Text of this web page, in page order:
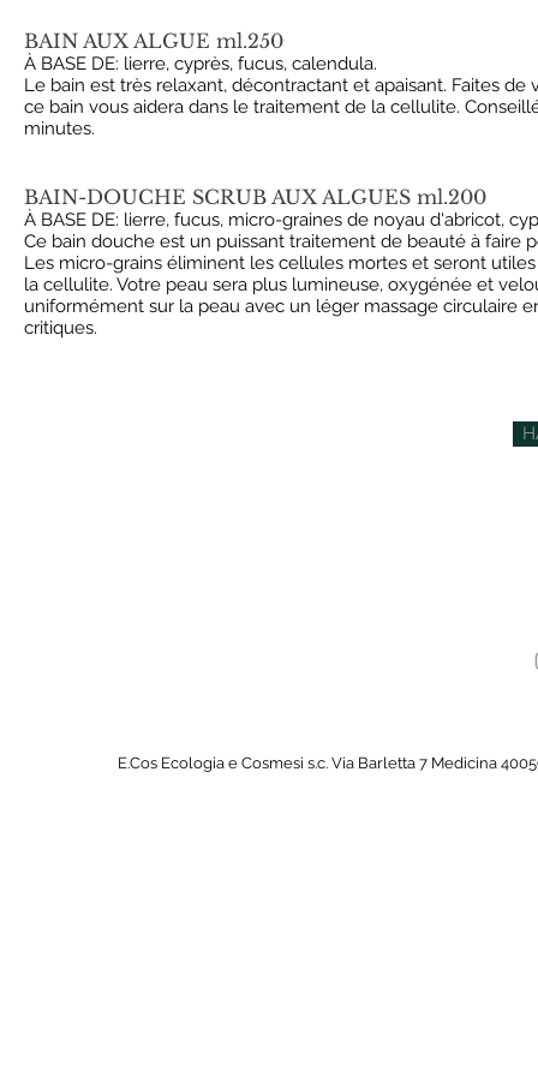
BAIN AUX ALGUE ml.250
À BASE DE: lierre, cyprès, fucus, calendula.
Le bain est très relaxant, décontractant et apaisant. Faites
ce bain vous aidera dans le traitement de la cellulite.
minutes.
BAIN-DOUCHE SCRUB AUX ALGUES ml.200
À BASE DE: lierre, fucus, micro-graines de noyau d'abricot,
Ce bain douche est un puissant traitement de beauté à faire
Les micro-grains éliminent les cellules mortes et seront
la cellulite. Votre peau sera plus lumineuse, oxygénée et
uniformément sur la peau avec un léger massage circulaire
critiques.
E.Cos Ecologia e Cosmesi s.c. Via Barletta 7 Medicina